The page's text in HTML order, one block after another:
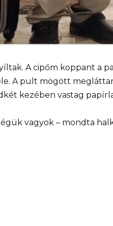
A cipőm koppant a
A pult mögött
kezében vastag
vagyok – mondta